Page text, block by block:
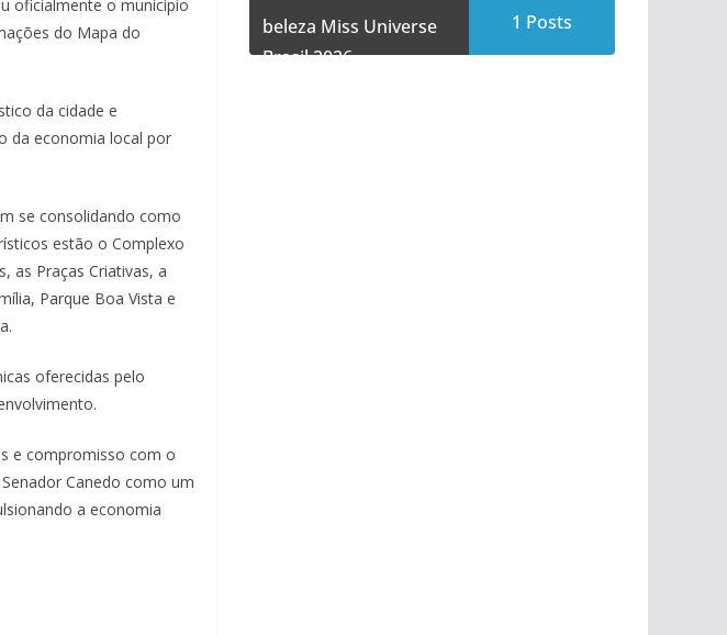
oficialmente o município
do Mapa do
da cidade e
da economia local por
se consolidando como
estão o Complexo
as Praças Criativas, a
Parque Boa Vista e
oferecidas pelo
e compromisso com o
Canedo como um
a economia
beleza Miss Universe
Brasil 2026
1 Posts